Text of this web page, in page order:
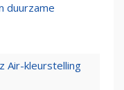
duurzame
Air-kleurstelling